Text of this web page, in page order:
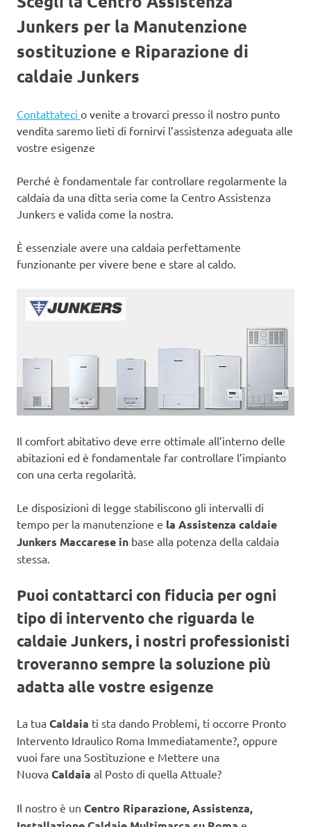
Junkers per la Manutenzione
sostituzione e Riparazione di
caldaie Junkers
Contattateci o venite a trovarci presso il nostro punto
vendita saremo lieti di fornirvi l’assistenza adeguata alle
vostre esigenze
Perché è fondamentale far controllare regolarmente la
caldaia da una ditta seria come la Centro Assistenza
Junkers e valida come la nostra.
È essenziale avere una caldaia perfettamente
funzionante per vivere bene e stare al caldo.
Il comfort abitativo deve erre ottimale all’interno delle
abitazioni ed è fondamentale far controllare l’impianto
con una certa regolarità.
Le disposizioni di legge stabiliscono gli intervalli di
tempo per la manutenzione e la Assistenza caldaie
Junkers Maccarese in base alla potenza della caldaia
stessa.
Puoi contattarci con fiducia per ogni
tipo di intervento che riguarda le
caldaie Junkers, i nostri professionisti
troveranno sempre la soluzione più
adatta alle vostre esigenze
La tua Caldaia ti sta dando Problemi, ti occorre Pronto
Intervento Idraulico Roma Immediatamente?, oppure
vuoi fare una Sostituzione e Mettere una
Nuova Caldaia al Posto di quella Attuale?
Il nostro è un Centro Riparazione, Assistenza,